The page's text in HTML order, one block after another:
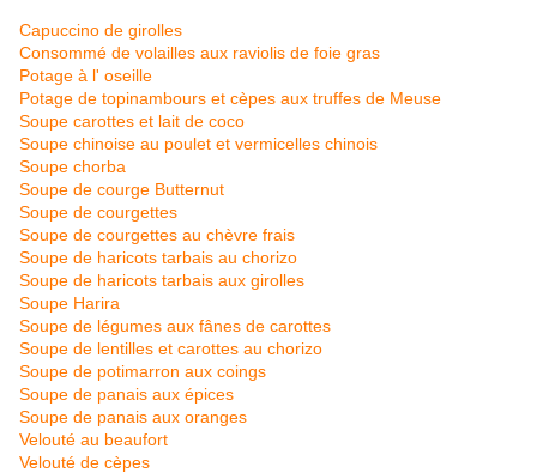
Capuccino de girolles
Consommé de volailles aux raviolis de foie gras
Potage à l' oseille
Potage de topinambours et cèpes aux truffes de Meuse
Soupe carottes et lait de coco
Soupe chinoise au poulet et vermicelles chinois
Soupe chorba
Soupe de courge Butternut
Soupe de courgettes
Soupe de courgettes au chèvre frais
Soupe de haricots tarbais au chorizo
Soupe de haricots tarbais aux girolles
Soupe Harira
Soupe de légumes aux fânes de carottes
Soupe de lentilles et carottes au chorizo
Soupe de potimarron aux coings
Soupe de panais aux épices
Soupe de panais aux oranges
Velouté au beaufort
Velouté de cèpes